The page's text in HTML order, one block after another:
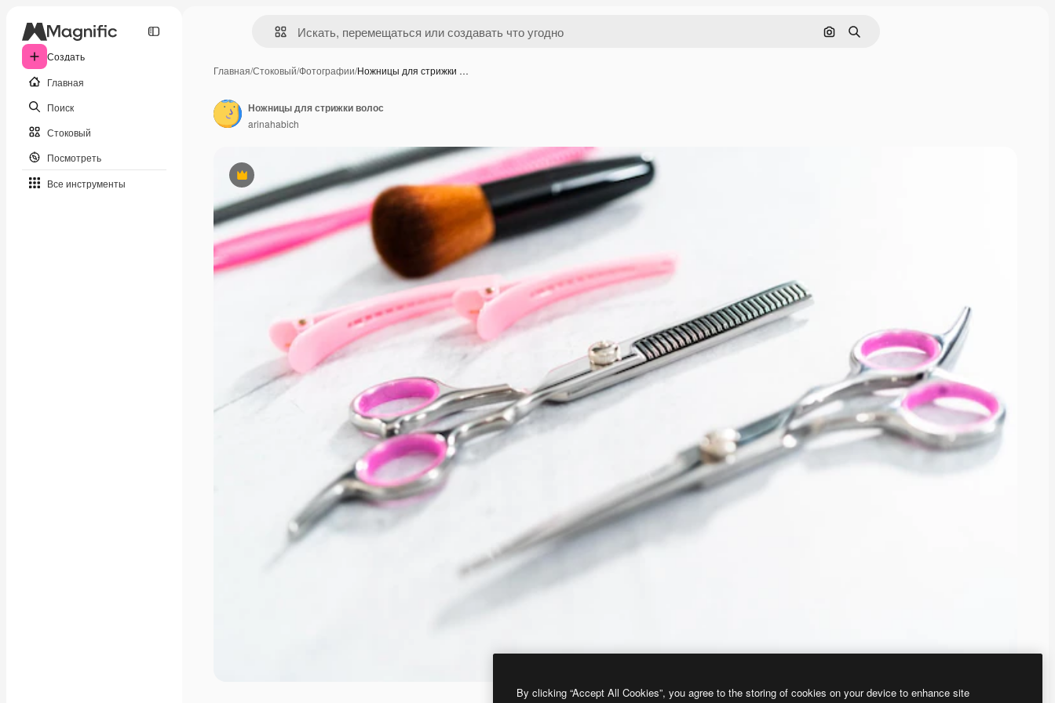
Создать
Главная
Поиск
Стоковый
Посмотреть
Все инструменты
Поиск по изображению
Поиск
Главная/Стоковый/Фотографии/Ножницы для стрижки …
Премиум
Ножницы для стрижки волос
arinahabich
By clicking “Accept All Cookies”, you agree to the storing of cookies on your device to enhance site